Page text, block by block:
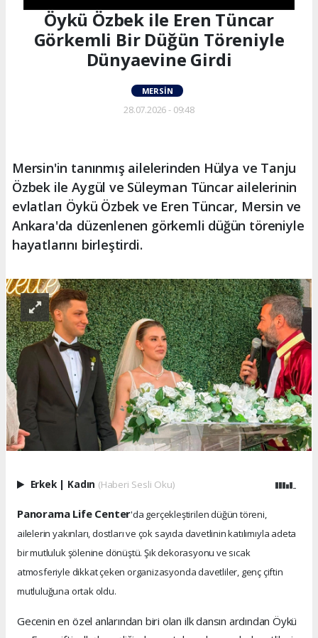
Öykü Özbek ile Eren Tüncar
Görkemli Bir Düğün Töreniyle
Dünyaevine Girdi
MERSIN
28.07.2026 - 09:48
Mersin'in tanınmış ailelerinden Hülya ve Tanju
Özbek ile Aygül ve Süleyman Tüncar ailelerinin
evlatları Öykü Özbek ve Eren Tüncar, Mersin ve
Ankara'da düzenlenen görkemli düğün töreniyle
hayatlarını birleştirdi.
Erkek | Kadın (Haberi Sesli Oku)
Panorama Life Center'da gerçekleştirilen düğün töreni,
ailelerin yakınları, dostları ve çok sayıda davetlinin katılımıyla adeta
bir mutluluk şölenine dönüştü. Şık dekorasyonu ve sıcak
atmosferiyle dikkat çeken organizasyonda davetliler, genç çiftin
mutluluğuna ortak oldu.
Gecenin en özel anlarından biri olan ilk dansın ardından Öykü